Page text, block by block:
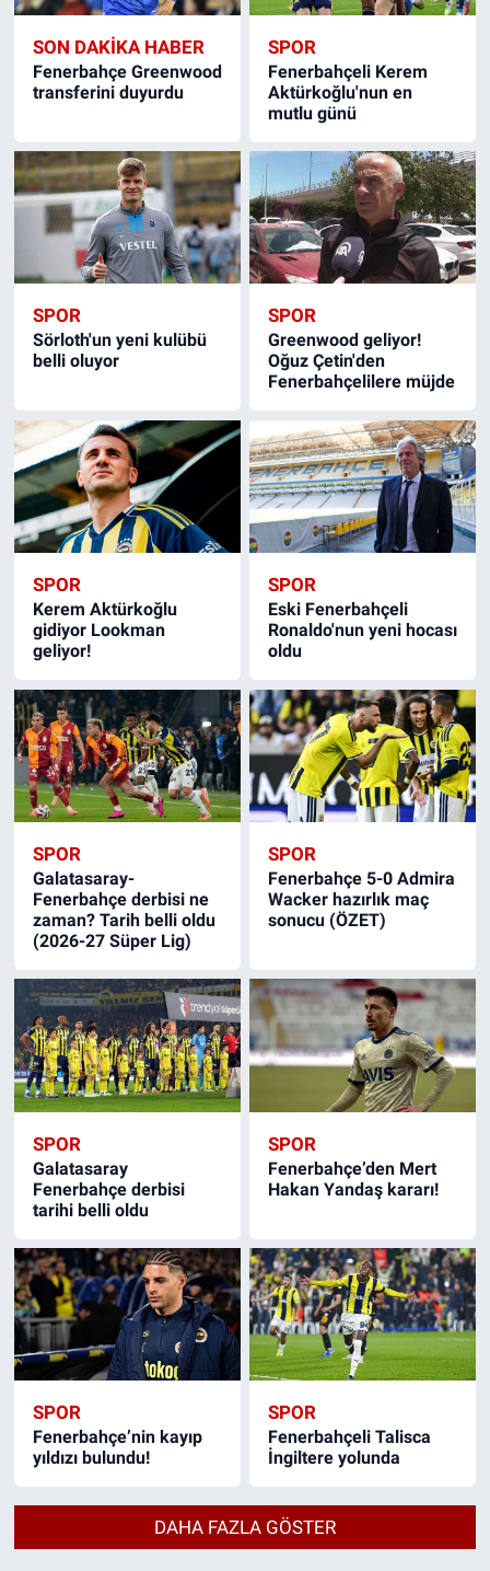
SON DAKIKA HABER
Fenerbahçe Greenwood
transferini duyurdu
SPOR
Fenerbahçeli Kerem
Aktürkoğlu'nun en
mutlu günü
SPOR
Sörloth'un yeni kulübü
belli oluyor
SPOR
Greenwood geliyor!
Oğuz Çetin'den
Fenerbahçelilere müjde
SPOR
Kerem Aktürkoğlu
gidiyor Lookman
geliyor!
SPOR
Eski Fenerbahçeli
Ronaldo'nun yeni hocası
oldu
SPOR
Galatasaray-
Fenerbahçe derbisi ne
zaman? Tarih belli oldu
(2026-27 Süper Lig)
SPOR
Fenerbahçe 5-0 Admira
Wacker hazırlık maç
sonucu (ÖZET)
SPOR
Galatasaray
Fenerbahçe derbisi
tarihi belli oldu
SPOR
Fenerbahçe’den Mert
Hakan Yandaş kararı!
SPOR
Fenerbahçe’nin kayıp
yıldızı bulundu!
SPOR
Fenerbahçeli Talisca
İngiltere yolunda
DAHA FAZLA GÖSTER